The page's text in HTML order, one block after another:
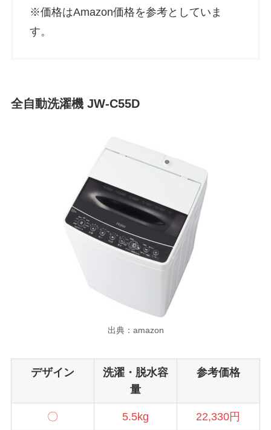
※価格はAmazon価格を参考としていま
す。
全自動洗濯機 JW-C55D
出典：amazon
デザイン
洗濯・脱水容
量
参考価格
〇 5.5kg 22,330円